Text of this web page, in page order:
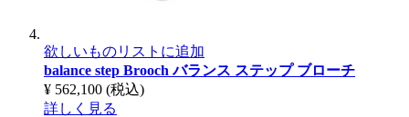
欲しいものリストに追加
balance step Broochバランス ステップ ブローチ
¥ 562,100 (税込)
詳しく見る